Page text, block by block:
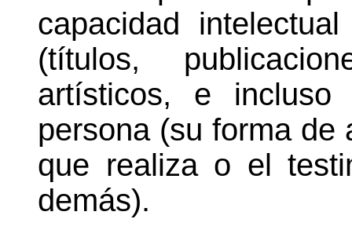
capacidad
(títulos,
artísticos, e
persona (su forma de
que realiza o el
demás).